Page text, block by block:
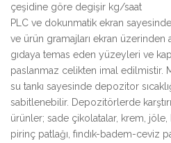
çeşidine göre degişir kg/saat
PLC ve dokunmatik ekran
ve ürün gramajları ekran üzerinden
gıdaya temas eden yüzeyleri ve
paslanmaz celikten imal edilmistir.
su tankı sayesinde depozitor
sabitlenebilir. Depozitörlerde
ürünler; sade çikolatalar, krem, jöle,
pirinç patlağı, fındık-badem-ceviz